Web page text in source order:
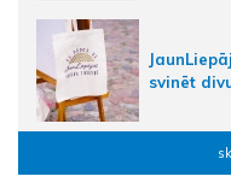
svinēt